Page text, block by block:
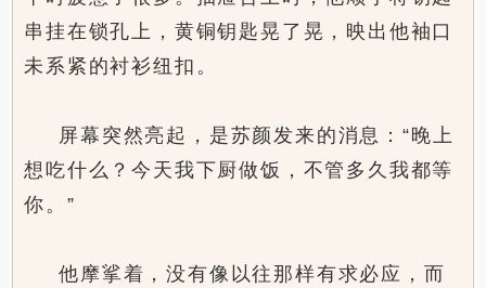
串挂在锁孔上，黄铜钥匙晃了晃，映出他袖口
未系紧的衬衫纽扣。
屏幕突然亮起，是苏颜发来的消息：“晚上
想吃什么？今天我下厨做饭，不管多久我都等
你。”
他摩挲着，没有像以往那样有求必应，而